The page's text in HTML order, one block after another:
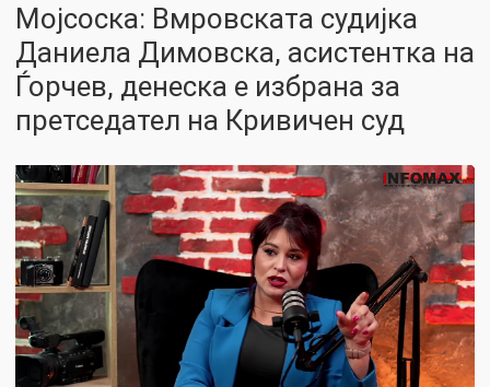
Мојсоска: Вмровската судијка
Даниела Димовска, асистентка на
Ѓорчев, денеска е избрана за
претседател на Кривичен суд